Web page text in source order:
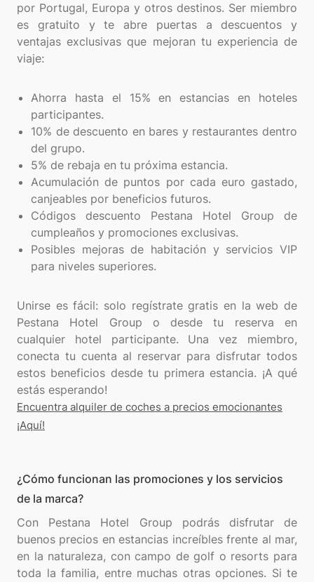
por Portugal, Europa y otros destinos. Ser miembro
es gratuito y te abre puertas a descuentos y
ventajas exclusivas que mejoran tu experiencia de
viaje:
Ahorra hasta el 15% en estancias en hoteles
participantes.
10% de descuento en bares y restaurantes dentro
del grupo.
5% de rebaja en tu próxima estancia.
Acumulación de puntos por cada euro gastado,
canjeables por beneficios futuros.
Códigos descuento Pestana Hotel Group de
cumpleaños y promociones exclusivas.
Posibles mejoras de habitación y servicios VIP
para niveles superiores.
Unirse es fácil: solo regístrate gratis en la web de
Pestana Hotel Group o desde tu reserva en
cualquier hotel participante. Una vez miembro,
conecta tu cuenta al reservar para disfrutar todos
estos beneficios desde tu primera estancia. ¡A qué
Encuentra alquiler de coches a precios emocionantes
¡Aquí!
¿Cómo funcionan las promociones y los servicios
de la marca?
Con Pestana Hotel Group podrás disfrutar de
buenos precios en estancias increíbles frente al mar,
en la naturaleza, con campo de golf o resorts para
toda la familia, entre muchas otras opciones. Si te